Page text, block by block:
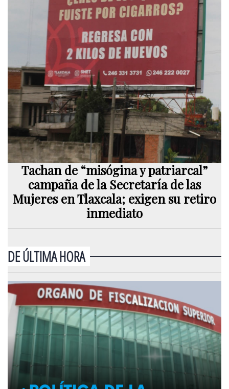
Tachan de “misógina y patriarcal”
campaña de la Secretaría de las
Mujeres en Tlaxcala; exigen su retiro
inmediato
DE ÚLTIMA HORA